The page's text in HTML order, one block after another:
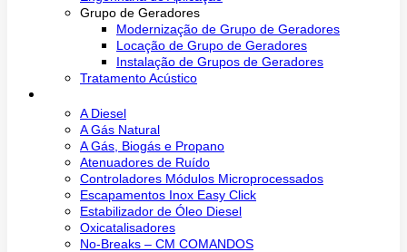
Grupo de Geradores
Modernização de Grupo de Geradores
Locação de Grupo de Geradores
Instalação de Grupos de Geradores
Tratamento Acústico
A Diesel
A Gás Natural
A Gás, Biogás e Propano
Atenuadores de Ruído
Controladores Módulos Microprocessados
Escapamentos Inox Easy Click
Estabilizador de Óleo Diesel
Oxicatalisadores
No-Breaks – CM COMANDOS